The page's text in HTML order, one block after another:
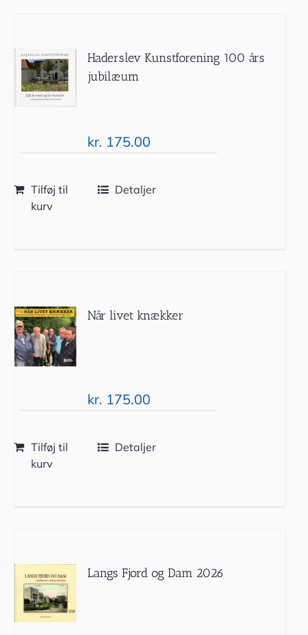
Haderslev Kunstforening 100 års
jubilæum
kr. 175.00
Tilføj til
kurv
Detaljer
Når livet knækker
kr. 175.00
Tilføj til
kurv
Detaljer
Langs Fjord og Dam 2026